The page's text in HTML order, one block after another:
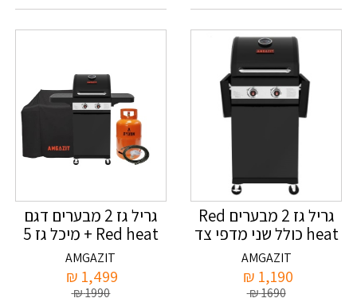
גריל גז 2 מבערים Red
heat כולל שני מדפי צד
מתקפלים
AMGAZIT
1,190
₪
1690
₪
גריל גז 2 מבערים דגם
Red heat + מיכל גז 5
ק"ג אמגזית ווסת צינור
וכסוי
AMGAZIT
1,499
₪
1990
₪